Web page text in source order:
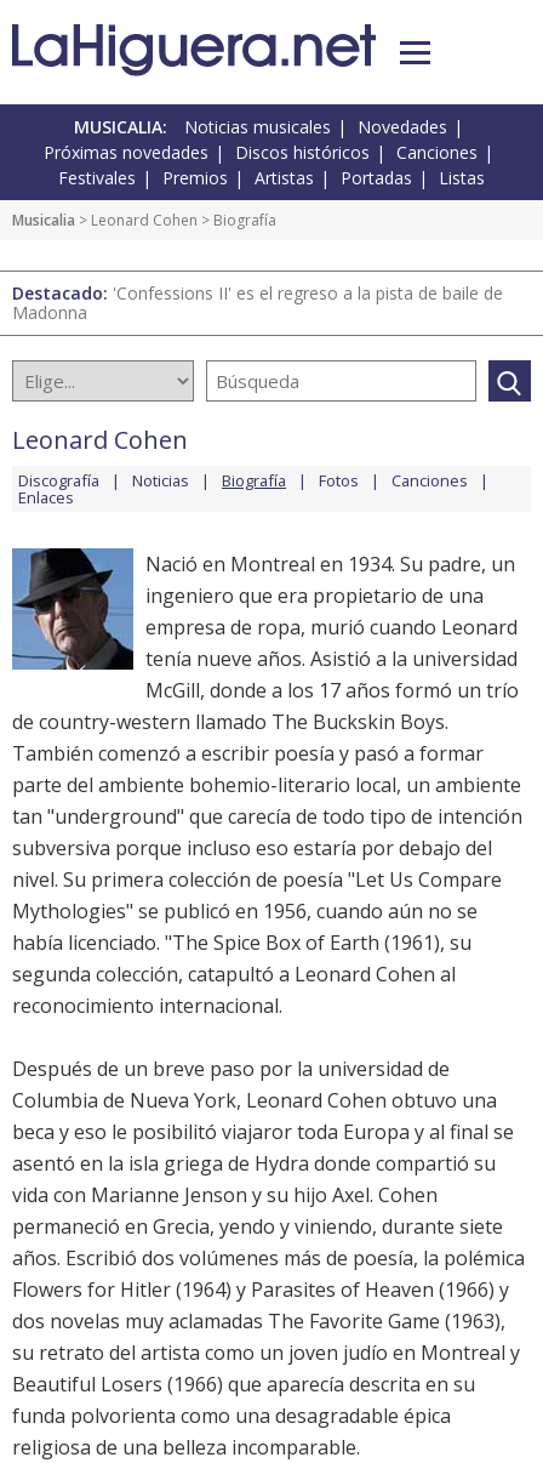
MUSICALIA: Noticias musicales
Novedades
Próximas novedades
Discos históricos
Canciones
Festivales
Premios Artistas Portadas Listas
Musicalia > Leonard Cohen > Biografía
Destacado: 'Confessions II' es el regreso a la pista de baile de
Madonna
Leonard Cohen
Discografía Noticias Biografía Fotos Canciones
Enlaces
Nació en Montreal en 1934. Su padre, un
ingeniero que era propietario de una
empresa de ropa, murió cuando Leonard
tenía nueve años. Asistió a la universidad
McGill, donde a los 17 años formó un trío
de country-western llamado The Buckskin Boys.
También comenzó a escribir poesía y pasó a formar
parte del ambiente bohemio-literario local, un ambiente
tan "underground" que carecía de todo tipo de intención
subversiva porque incluso eso estaría por debajo del
nivel. Su primera colección de poesía "Let Us Compare
Mythologies" se publicó en 1956, cuando aún no se
había licenciado. "The Spice Box of Earth (1961), su
segunda colección, catapultó a Leonard Cohen al
reconocimiento internacional.
Después de un breve paso por la universidad de
Columbia de Nueva York, Leonard Cohen obtuvo una
beca y eso le posibilitó viajaror toda Europa y al final se
asentó en la isla griega de Hydra donde compartió su
vida con Marianne Jenson y su hijo Axel. Cohen
permaneció en Grecia, yendo y viniendo, durante siete
años. Escribió dos volúmenes más de poesía, la polémica
Flowers for Hitler (1964) y Parasites of Heaven (1966) y
dos novelas muy aclamadas The Favorite Game (1963),
su retrato del artista como un joven judío en Montreal y
Beautiful Losers (1966) que aparecía descrita en su
funda polvorienta como una desagradable épica
religiosa de una belleza incomparable.